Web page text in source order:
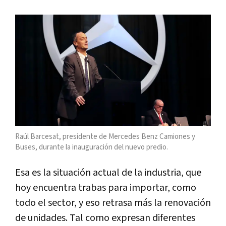
Raúl Barcesat, presidente de Mercedes Benz Camiones y
Buses, durante la inauguración del nuevo predio.
Esa es la situación actual de la industria, que
hoy encuentra trabas para importar, como
todo el sector, y eso retrasa más la renovación
de unidades. Tal como expresan diferentes